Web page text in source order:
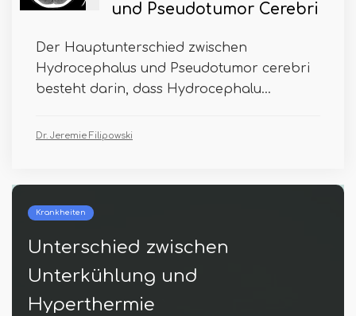
und Pseudotumor Cerebri
Der Hauptunterschied zwischen
Hydrocephalus und Pseudotumor cerebri
besteht darin, dass Hydrocephalu...
Dr. Jeremie Filipowski
Was ist der
zwischen Glykosurie